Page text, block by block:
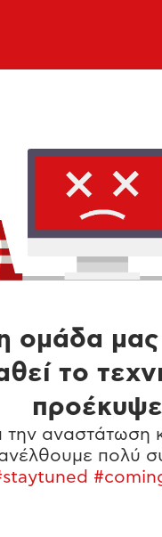
ομάδα μας
το
αναστάτωση
πολύ